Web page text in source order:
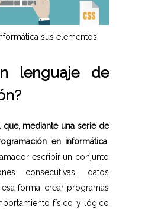
sus elementos
lenguaje de
que, mediante una serie de
en informática
escribir un conjunto
consecutivas, datos
forma, crear programas
físico y lógico